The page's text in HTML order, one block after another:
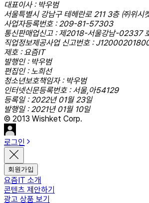
대표이사 : 박우범
서울특별시 강남구 테헤란로 211 3층 ㈜위시
사업자등록번호 : 209-81-57303
통신판매업신고 : 제2018-서울강남-02337
직업정보제공사업 신고번호 :
제호 : 요즘IT
발행인 : 박우범
편집인 : 노희선
청소년보호책임자 : 박우범
인터넷신문등록번호 : 서울,아54129
등록일 : 2022년 01월 23일
발행일 : 2021년 01월 10일
© 2013 Wishket Corp.
로그인
회원가입
요즘IT 소개
콘텐츠 제안하기
광고 상품 보기